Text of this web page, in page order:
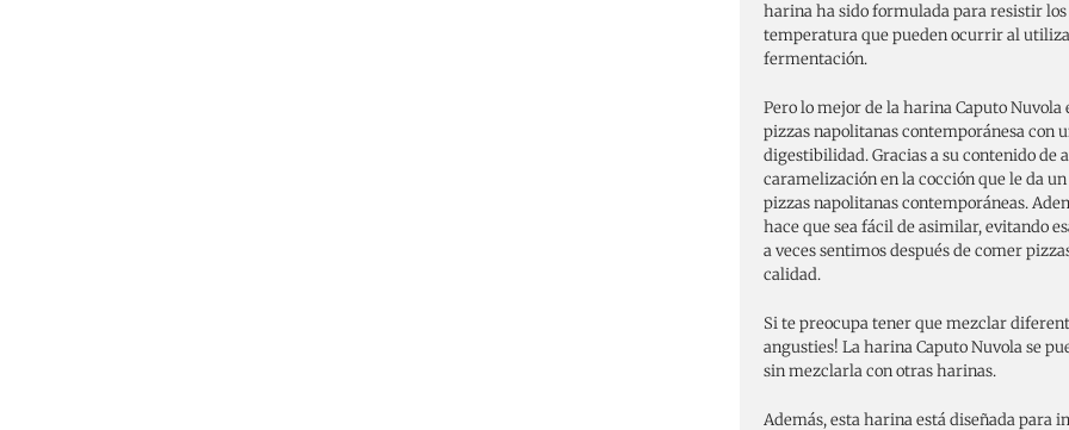
harina ha sido formulada para resistir
temperatura que pueden ocurrir al
fermentación.
Pero lo mejor de la harina Caputo
pizzas napolitanas contemporánesa con
digestibilidad. Gracias a su contenido de
caramelización en la cocción que le da
pizzas napolitanas contemporáneas.
hace que sea fácil de asimilar, evitando
a veces sentimos después de comer
calidad.
Si te preocupa tener que mezclar
angusties! La harina Caputo Nuvola se
sin mezclarla con otras harinas.
Además, esta harina está diseñada para